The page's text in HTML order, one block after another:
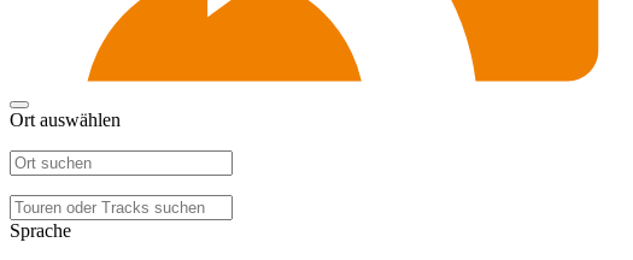
Ort auswählen
Sprache